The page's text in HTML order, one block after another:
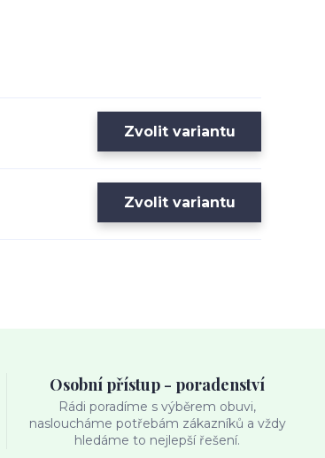
Zvolit variantu
Zvolit variantu
Osobní přístup - poradenství
Rádi poradíme s výběrem obuvi,
nasloucháme potřebám zákazníků a vždy
hledáme to nejlepší řešení.